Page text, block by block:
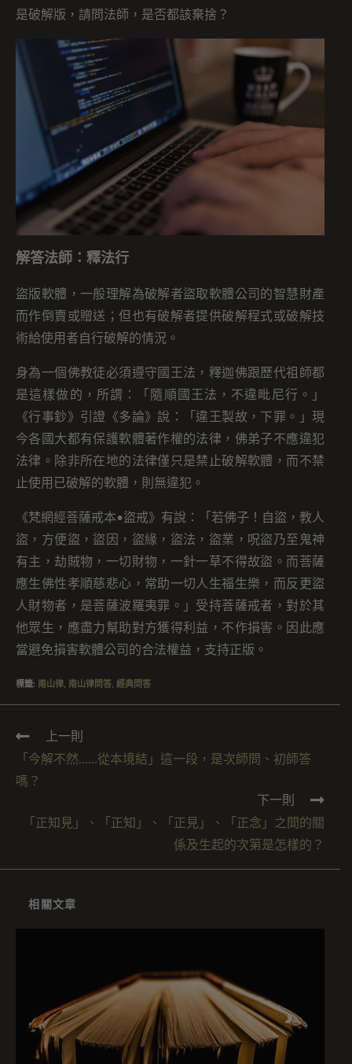
是破解版，請問法師，是否都該棄捨？
解答法師：釋法行
盜版軟體，一般理解為破解者盜取軟體公司的智慧財產
而作倒賣或贈送；但也有破解者提供破解程式或破解技
術給使用者自行破解的情況。
身為一個佛教徒必須遵守國王法，釋迦佛跟歷代祖師都
是這樣做的，所謂：「隨順國王法，不違毗尼行。」
《行事鈔》引證《多論》說：「違王製故，下罪。」現
今各國大都有保護軟體著作權的法律，佛弟子不應違犯
法律。除非所在地的法律僅只是禁止破解軟體，而不禁
止使用已破解的軟體，則無違犯。
《梵網經菩薩戒本•盜戒》有說：「若佛子！自盜，教人
盜，方便盜，盜因，盜緣，盜法，盜業，呪盜乃至鬼神
有主，劫賊物，一切財物，一針一草不得故盜。而菩薩
應生佛性孝順慈悲心，常助一切人生福生樂，而反更盜
人財物者，是菩薩波羅夷罪。」受持菩薩戒者，對於其
他眾生，應盡力幫助對方獲得利益，不作損害。因此應
當避免損害軟體公司的合法權益，支持正版。
標籤: 南山律 南山律問答 經典問答
上一則
「今解不然……從本境結」這一段，是次師問、初師答
嗎？
下一則
「正知見」、「正知」、「正見」、「正念」之間的關
係及生起的次第是怎樣的？
相關文章